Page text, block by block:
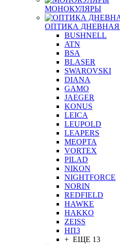
МОНОКУЛЯРЫ
ОПТИКА ДНЕВНАЯ
BUSHNELL
ATN
BSA
BLASER
SWAROVSKI
DIANA
GAMO
JAEGER
KONUS
LEICA
LEUPOLD
LEAPERS
MEOPTA
VORTEX
PILAD
NIKON
NIGHTFORCE
NORIN
REDFIELD
HAWKE
HAKKO
ZEISS
НПЗ
+ ЕЩЕ 13